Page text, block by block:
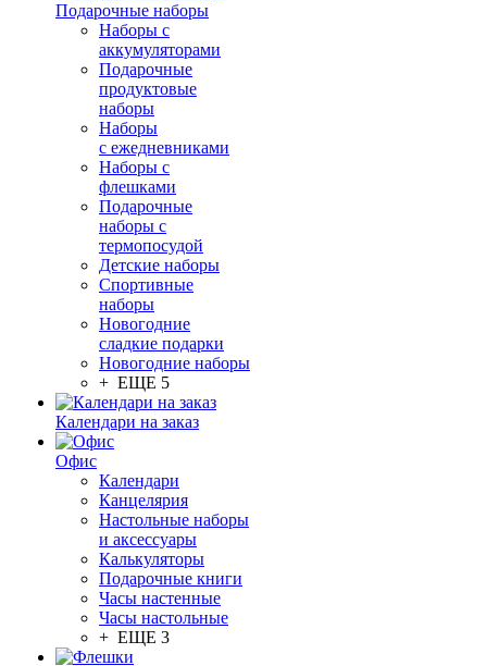
Подарочные наборы
Наборы с
аккумуляторами
Подарочные
продуктовые
наборы
Наборы
с ежедневниками
Наборы с
флешками
Подарочные
наборы с
термопосудой
Детские наборы
Спортивные
наборы
Новогодние
сладкие подарки
Новогодние наборы
+ ЕЩЕ 5
Календари на заказ
Офис
Календари
Канцелярия
Настольные наборы
и аксессуары
Калькуляторы
Подарочные книги
Часы настенные
Часы настольные
+ ЕЩЕ 3